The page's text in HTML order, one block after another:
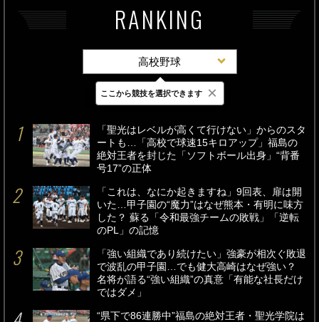
RANKING
高校野球
最新 24時間 週間
「聖光はレベルが高くて行けない」からのスタ
ートも…「高校で球速15キロアップ」福島の
絶対王者を封じた「ソフトボール出身」“背番
号17”の正体
「これは、なにか起きますね」9回表、扉は開
いた…甲子園の“魔力”はなぜ熊本・有明に味方
した？ 蘇る「令和最強チームの敗戦」「逆転
のPL」の記憶
「強い組織であり続けたい」強豪が相次ぐ敗退
で波乱の甲子園…でも健大高崎はなぜ強い？
名将が語る“強い組織”の真意「有能な社長だけ
ではダメ」
“県下で86連勝中”福島の絶対王者・聖光学院は
ここから競技を選択できます ×